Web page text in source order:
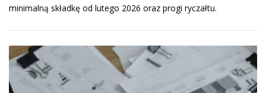
minimalną składkę od lutego 2026 oraz progi ryczałtu.